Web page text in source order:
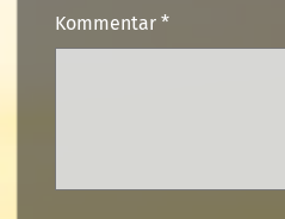
Kommentar *